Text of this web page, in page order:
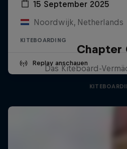
15 September 2025
Noordwijk, Netherlands
KITEBOARDING
Replay anschauen
Chapter
Das Kiteboard-